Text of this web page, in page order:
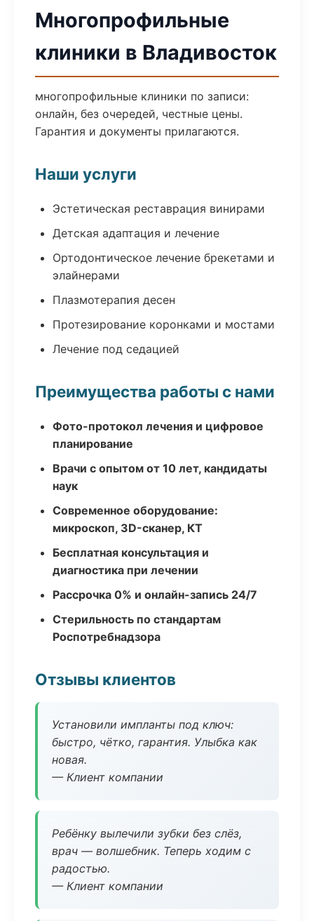
Многопрофильные
клиники в Владивосток
многопрофильные клиники по записи:
онлайн, без очередей, честные цены.
Гарантия и документы прилагаются.
Наши услуги
Эстетическая реставрация винирами
Детская адаптация и лечение
Ортодонтическое лечение брекетами и
элайнерами
Плазмотерапия десен
Протезирование коронками и мостами
Лечение под седацией
Преимущества работы с нами
Фото-протокол лечения и цифровое
планирование
Врачи с опытом от 10 лет, кандидаты
наук
Современное оборудование:
микроскоп, 3D-сканер, КТ
Бесплатная консультация и
диагностика при лечении
Рассрочка 0% и онлайн-запись 24/7
Стерильность по стандартам
Роспотребнадзора
Отзывы клиентов
Установили импланты под ключ:
быстро, чётко, гарантия. Улыбка как
новая.
— Клиент компании
Ребёнку вылечили зубки без слёз,
врач — волшебник. Теперь ходим с
радостью.
— Клиент компании